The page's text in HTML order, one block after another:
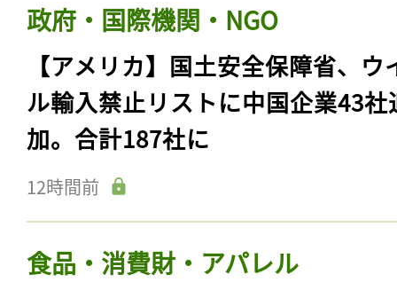
政府・国際機関・NGO
【アメリカ】国土安全保障省、ウ
ル輸入禁止リストに中国企業43社
加。合計187社に
12時間前
食品・消費財・アパレル